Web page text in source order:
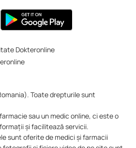
Dokteronline
Toate drepturile sunt
sau un medic online, ci este o
și facilitează servicii.
sunt oferite de medici și farmacii